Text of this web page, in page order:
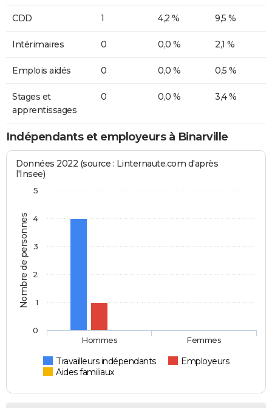
CDD 1 4,2 % 9,5 %
Intérimaires 0 0,0 % 2,1 %
Emplois aidés 0 0,0 % 0,5 %
Stages et
apprentissages
0 0,0 % 3,4 %
Indépendants et employeurs à Binarville
Nombre de personnes
Données 2022 (source : Linternaute.com d'après
l'Insee)
Travailleurs indépendants
Employeurs
Aides familiaux
Hommes Femmes
0
1
2
3
4
5